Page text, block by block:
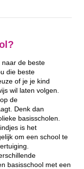
naar de beste
die beste
of je je kind
wil laten volgen.
de
Denk dan
basisscholen.
is het
om een school te
basisschool met een